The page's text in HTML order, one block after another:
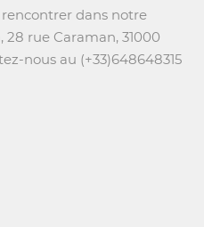
dans notre
rue Caraman, 31000
nous au (+33)648648315